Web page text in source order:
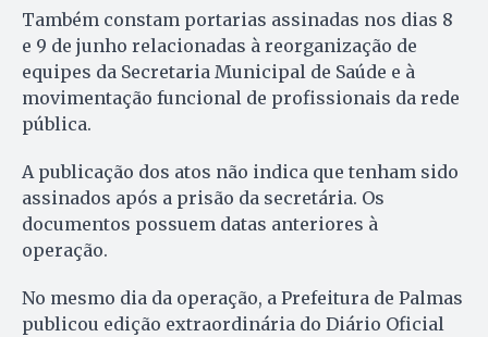
Também constam portarias assinadas nos dias 8
e 9 de junho relacionadas à reorganização de
equipes da Secretaria Municipal de Saúde e à
movimentação funcional de profissionais da rede
pública.
A publicação dos atos não indica que tenham sido
assinados após a prisão da secretária. Os
documentos possuem datas anteriores à
operação.
No mesmo dia da operação, a Prefeitura de Palmas
publicou edição extraordinária do Diário Oficial